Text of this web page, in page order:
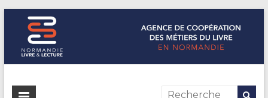
L'agence de coopération des métiers du livre en Normandie